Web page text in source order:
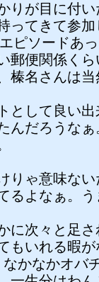
りが目に付
ってきて参
ピソードあ
郵便関係く
榛名さんは
として良い出
んだろうな
りゃ意味ない
るよなぁ。
に次々と足
もいれる暇
かなかオバ